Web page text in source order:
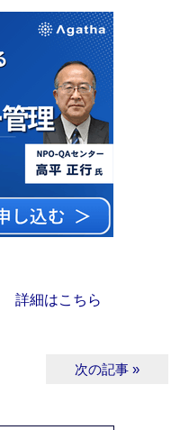
詳細はこちら
次の記事 »